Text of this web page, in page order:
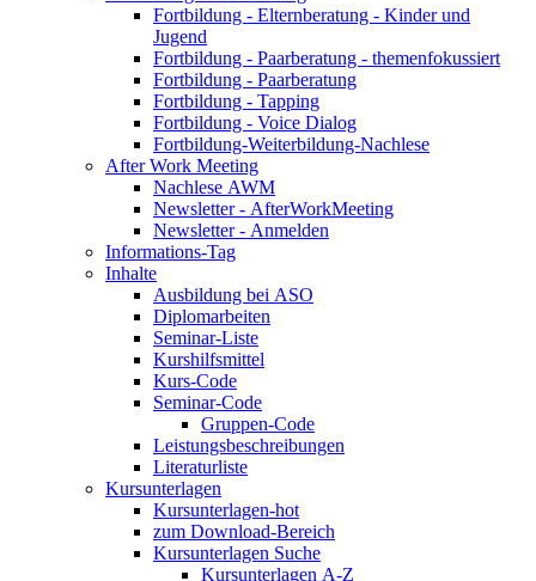
Fortbildung - Elternberatung - Kinder und
Jugend
Fortbildung - Paarberatung - themenfokussiert
Fortbildung - Paarberatung
Fortbildung - Tapping
Fortbildung - Voice Dialog
Fortbildung-Weiterbildung-Nachlese
After Work Meeting
Nachlese AWM
Newsletter - AfterWorkMeeting
Newsletter - Anmelden
Informations-Tag
Inhalte
Ausbildung bei ASO
Diplomarbeiten
Seminar-Liste
Kurshilfsmittel
Kurs-Code
Seminar-Code
Gruppen-Code
Leistungsbeschreibungen
Literaturliste
Kursunterlagen
Kursunterlagen-hot
zum Download-Bereich
Kursunterlagen Suche
Kursunterlagen A-Z